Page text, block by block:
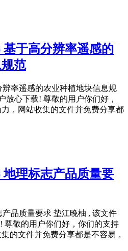
基于高分辨率遥感的
范
辨率遥感的农业种植地块信息规
放心下载! 尊敬的用户你们好，
，网站收集的文件并免费分享都
地理标志产品质量要
产品质量要求 垫江晚柚 , 该文件
尊敬的用户你们好，你们的支持
的文件并免费分享都是不容易，